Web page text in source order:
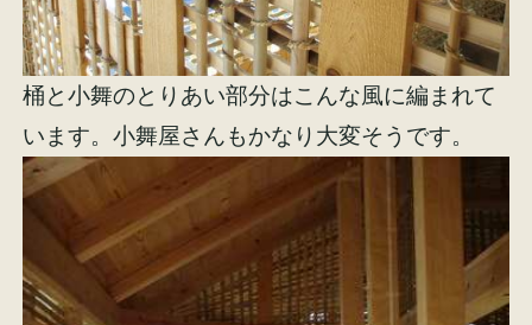
桶と小舞のとりあい部分はこんな風に編まれて
います。小舞屋さんもかなり大変そうです。